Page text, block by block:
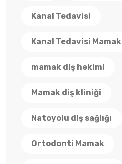
Kanal Tedavisi
Kanal Tedavisi Mamak
mamak diş hekimi
Mamak diş kliniği
Natoyolu diş sağlığı
Ortodonti Mamak